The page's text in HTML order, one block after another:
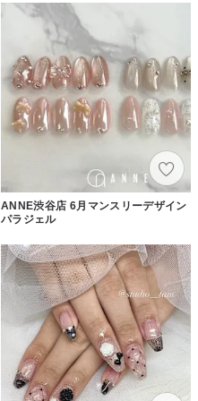
ANNE渋谷店 6月マンスリーデザイン
パラジェル